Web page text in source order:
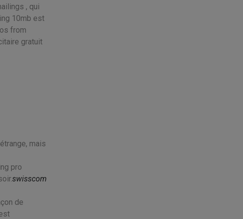
, qui
10mb est
from
gratuit
mais
pro
swisscom
de